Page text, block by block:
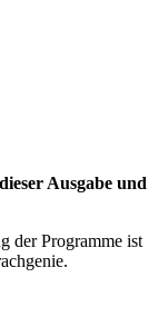
Ausgabe und
der Programme ist